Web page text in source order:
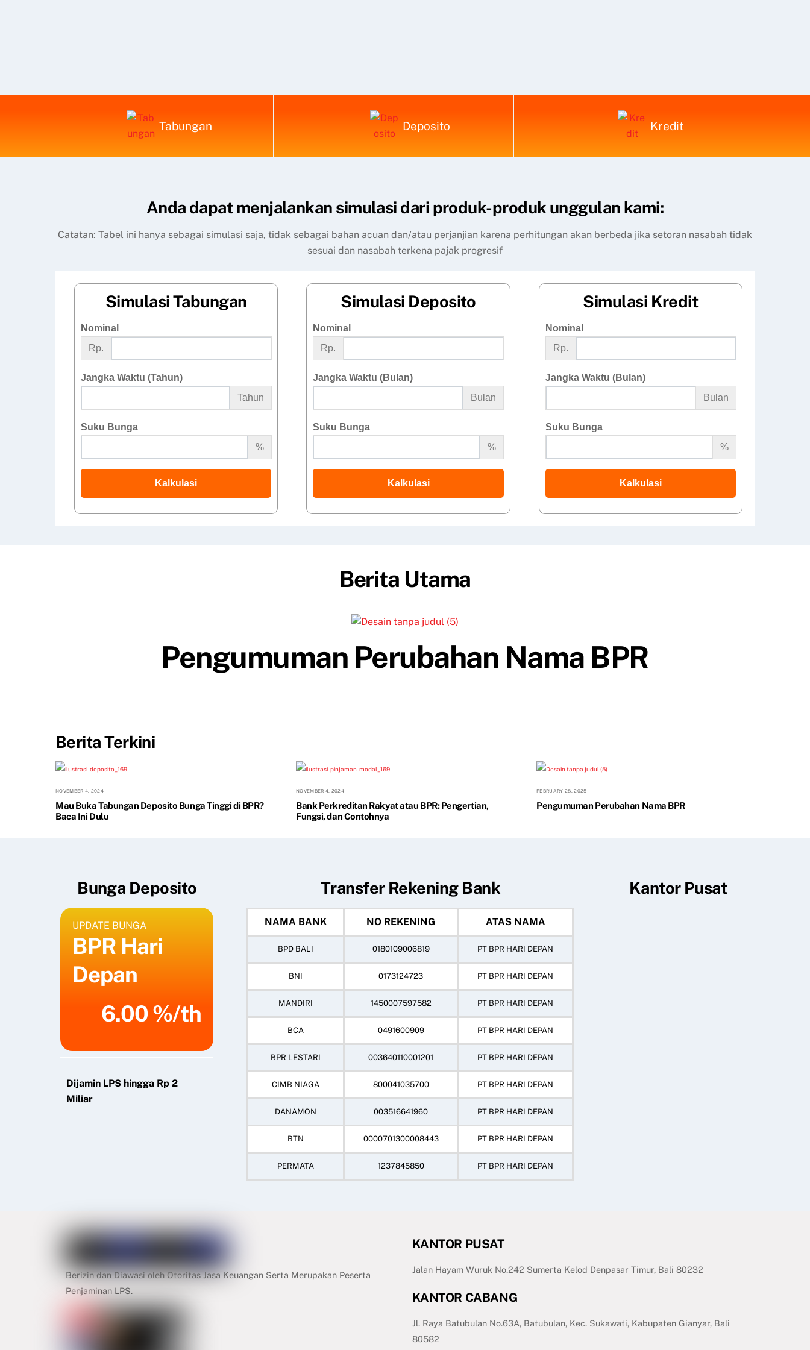
Tabungan Deposito Kredit
Anda dapat menjalankan simulasi dari produk-produk unggulan kami:
Catatan: Tabel ini hanya sebagai simulasi saja, tidak sebagai bahan acuan dan/atau perjanjian karena perhitungan akan berbeda jika setoran nasabah tidak
sesuai dan nasabah terkena pajak progresif
Simulasi Tabungan
Nominal
Rp.
Jangka Waktu (Tahun)
Tahun
Suku Bunga
%
Kalkulasi
Simulasi Deposito
Nominal
Rp.
Jangka Waktu (Bulan)
Bulan
Suku Bunga
%
Kalkulasi
Simulasi Kredit
Nominal
Rp.
Jangka Waktu (Bulan)
Bulan
Suku Bunga
%
Kalkulasi
Berita Utama
Pengumuman Perubahan Nama BPR
Berita Terkini
NOVEMBER 4, 2024
Mau Buka Tabungan Deposito Bunga Tinggi di BPR?
Baca Ini Dulu
NOVEMBER 4, 2024
Bank Perkreditan Rakyat atau BPR: Pengertian,
Fungsi, dan Contohnya
FEBRUARY 28, 2025
Pengumuman Perubahan Nama BPR
Bunga Deposito
UPDATE BUNGA
BPR Hari
Depan
6.00 %/th
Dijamin LPS hingga Rp 2
Miliar
Transfer Rekening Bank
NAMA BANK NO REKENING ATAS NAMA
BPD BALI 0180109006819 PT BPR HARI DEPAN
BNI 0173124723 PT BPR HARI DEPAN
MANDIRI 1450007597582 PT BPR HARI DEPAN
BCA 0491600909 PT BPR HARI DEPAN
BPR LESTARI 003640110001201 PT BPR HARI DEPAN
CIMB NIAGA 800041035700 PT BPR HARI DEPAN
DANAMON 003516641960 PT BPR HARI DEPAN
BTN 0000701300008443 PT BPR HARI DEPAN
PERMATA 1237845850 PT BPR HARI DEPAN
Kantor Pusat
Berizin dan Diawasi oleh Otoritas Jasa Keuangan Serta Merupakan Peserta
Penjaminan LPS.
KANTOR PUSAT
Jalan Hayam Wuruk No.242 Sumerta Kelod Denpasar Timur, Bali 80232
KANTOR CABANG
Jl. Raya Batubulan No.63A, Batubulan, Kec. Sukawati, Kabupaten Gianyar, Bali
80582